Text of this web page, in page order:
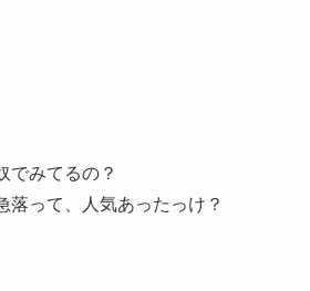
でみてるの？
落って、人気あったっけ？